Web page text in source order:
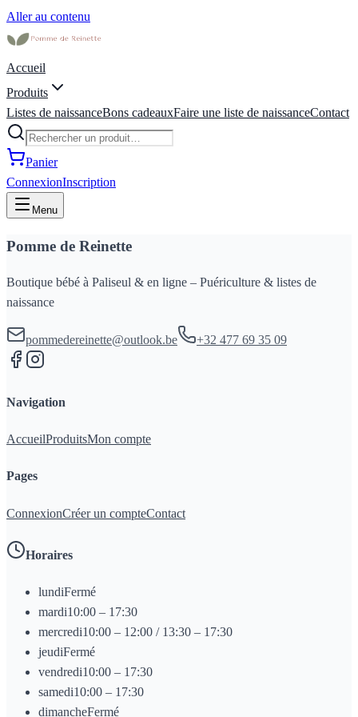
Aller au contenu
Accueil
Produits
Listes de naissanceBons cadeauxFaire une liste de naissanceContact
Panier
ConnexionInscription
Menu
Pomme de Reinette
Boutique bébé à Paliseul & en ligne – Puériculture & listes de
naissance
pommedereinette@outlook.be +32 477 69 35 09
Navigation
AccueilProduitsMon compte
Pages
ConnexionCréer un compteContact
Horaires
lundiFermé
mardi10:00 – 17:30
mercredi10:00 – 12:00 / 13:30 – 17:30
jeudiFermé
vendredi10:00 – 17:30
samedi10:00 – 17:30
dimancheFermé